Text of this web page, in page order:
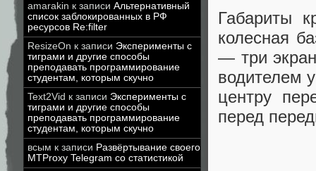
amarakin к записи Альтернативный
список заблокированных в РФ
ресурсов Re:filter
ResizeOn к записи Эксперименты с
тиграми и другие способы
преподавать программирование
студентам, которым скучно
Text2Vid к записи Эксперименты с
тиграми и другие способы
преподавать программирование
студентам, которым скучно
всым к записи Развёртывание своего
MTProxy Telegram со статистикой
Габариты
колесная
— три
водителем
центру
перед